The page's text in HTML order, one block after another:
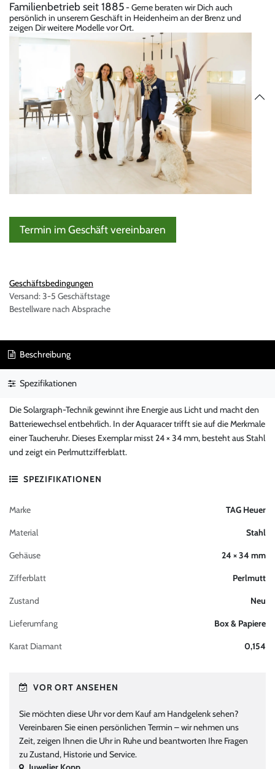
Familienbetrieb seit 1885- Gerne beraten wir Dich auch
persönlich in unserem Geschäft in Heidenheim an der Brenz und
zeigen Dir weitere Modelle vor Ort.
Termin im Geschäft vereinbaren
Geschäftsbedingungen
Versand: 3-5 Geschäftstage
Bestellware nach Absprache
Beschreibung
Spezifikationen
Die Solargraph-Technik gewinnt ihre Energie aus Licht und macht den
Batteriewechsel entbehrlich. In der Aquaracer trifft sie auf die Merkmale
einer Taucheruhr. Dieses Exemplar misst 24 × 34 mm, besteht aus Stahl
und zeigt ein Perlmuttzifferblatt.
SPEZIFIKATIONEN
Marke TAG Heuer
Material Stahl
Gehäuse 24 × 34 mm
Zifferblatt Perlmutt
Zustand Neu
Lieferumfang Box & Papiere
Karat Diamant 0,154
VOR ORT ANSEHEN
Sie möchten diese Uhr vor dem Kauf am Handgelenk sehen?
Vereinbaren Sie einen persönlichen Termin – wir nehmen uns
Zeit, zeigen Ihnen die Uhr in Ruhe und beantworten Ihre Fragen
zu Zustand, Historie und Service.